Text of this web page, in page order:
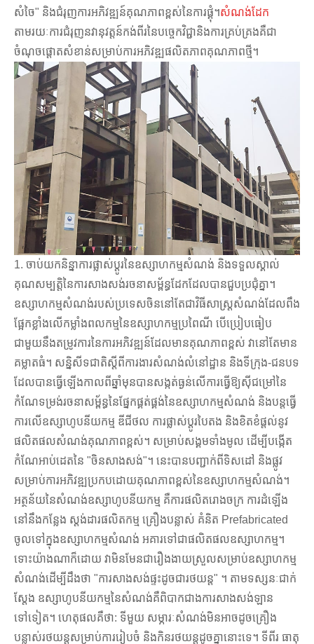
សំចៃ" និងជំរុញការអភិវឌ្ឍន៍គុណភាពខ្ពស់នៃការផ្គុំ។សំណង់ដែក
តាមរយៈ​ការ​ជំរុញ​នវានុវត្តន៍​កង់​ពីរ​នៃ​បច្ចេកវិជ្ជា​និង​ការគ្រប់គ្រង​គឺជា​
ចំណុច​ផ្តោតសំខាន់​សម្រាប់​ការ​អភិវឌ្ឍ​ផលិតភាព​គុណភាព​ថ្មី។
1. ចាប់យកនិន្នាការផ្លាស់ប្តូរនៃឧស្សាហកម្មសំណង់ និងទទួលស្គាល់
គុណសម្បត្តិនៃការសាងសង់រចនាសម្ព័ន្ធដែកដែលបានជួបប្រជុំគ្នា។
ឧស្សាហកម្មសំណង់របស់ប្រទេសចិននៅតែជាវិធីសាស្រ្តសំណង់ដែលពឹង
ផ្អែកខ្លាំងលើកម្លាំងពលកម្មនៃឧស្សាហកម្មប្រពៃណី បើប្រៀបធៀប
ជាមួយនឹងតម្រូវការនៃការអភិវឌ្ឍន៍ដែលមានគុណភាពខ្ពស់ វានៅតែមាន
គម្លាតធំ។ សន្និសីទជាតិស្តីពីការងារសំណង់លំនៅដ្ឋាន និងទីក្រុង-ជនបទ
ដែលបានធ្វើឡើងកាលពីឆ្នាំមុនបានសង្កត់ធ្ងន់លើការធ្វើឱ្យស៊ីជម្រៅនៃ
កំណែទម្រង់រចនាសម្ព័ន្ធនៃផ្នែកផ្គត់ផ្គង់នៃឧស្សាហកម្មសំណង់ និងបន្តធ្វើ
ការលើឧស្សាហូបនីយកម្ម ឌីជីថល ការផ្លាស់ប្តូរបៃតង និងខិតខំផ្តល់នូវ
ផលិតផលសំណង់គុណភាពខ្ពស់។ សម្រាប់សង្គមទាំងមូល ដើម្បីបង្កើត
កំណែអាប់ដេតនៃ "ចិនសាងសង់"។ នេះបានបញ្ជាក់ពីទិសដៅ និងផ្លូវ
សម្រាប់ការអភិវឌ្ឍប្រកបដោយគុណភាពខ្ពស់នៃឧស្សាហកម្មសំណង់។
អត្ថន័យនៃសំណង់ឧស្សាហូបនីយកម្ម គឺការផលិតរោងចក្រ ការដំឡើង
នៅនឹងកន្លែង ស្តង់ដារផលិតកម្ម គ្រឿងបន្លាស់ គំនិត Prefabricated
ចូលទៅក្នុងឧស្សាហកម្មសំណង់ អគារទៅជាផលិតផលឧស្សាហកម្ម។
ទោះយ៉ាងណាក៏ដោយ វាមិនមែនជារឿងងាយស្រួលសម្រាប់ឧស្សាហកម្ម
សំណង់ដើម្បីដឹងថា "ការសាងសង់ផ្ទះដូចជារថយន្ត" ។ តាមទស្សនៈជាក់
ស្តែង ឧស្សាហូបនីយកម្មនៃសំណង់គឺពិបាកជាងការសាងសង់ឡាន
ទៅទៀត។ ហេតុផលគឺថា: ទីមួយ សម្ភារៈសំណង់មិនអាចដូចគ្រឿង
បន្លាស់រថយន្តសម្រាប់ការរៀបចំ និងកិនរថយន្តដូចគ្នានោះទេ។ ទីពីរ ធាតុ